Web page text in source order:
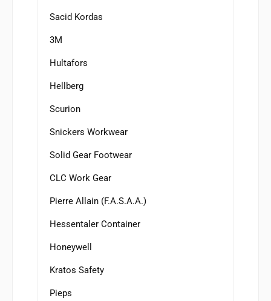
Sacid Kordas
3M
Hultafors
Hellberg
Scurion
Snickers Workwear
Solid Gear Footwear
CLC Work Gear
Pierre Allain (F.A.S.A.A.)
Hessentaler Container
Honeywell
Kratos Safety
Pieps